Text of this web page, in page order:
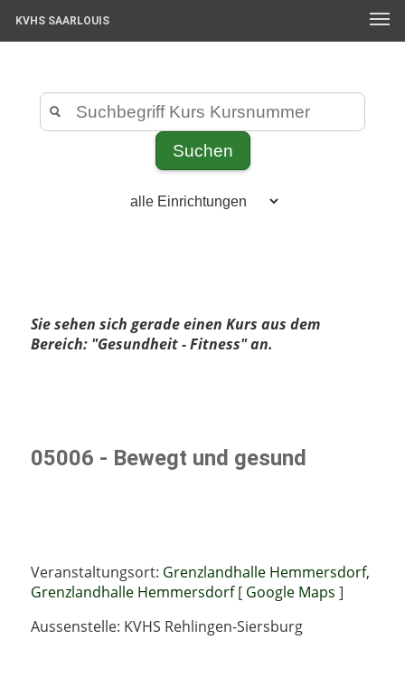
KVHS SAARLOUIS
Sie sehen sich gerade einen Kurs aus dem
Bereich: "Gesundheit - Fitness" an.
05006 - Bewegt und gesund
Veranstaltungsort: Grenzlandhalle Hemmersdorf,
Grenzlandhalle Hemmersdorf[ Google Maps ]
Aussenstelle: KVHS Rehlingen-Siersburg